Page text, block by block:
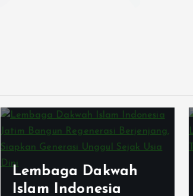
Lembaga Dakwah
Islam Indonesia